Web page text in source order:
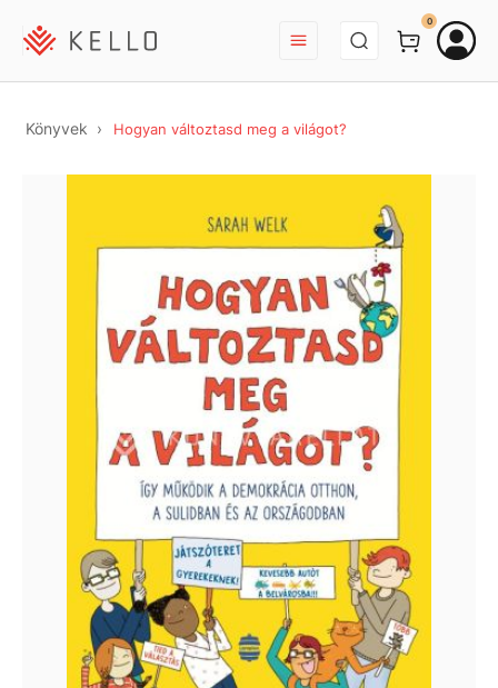
BEJELENTKEZÉS
0
Könyvek Hogyan változtasd meg a világot?